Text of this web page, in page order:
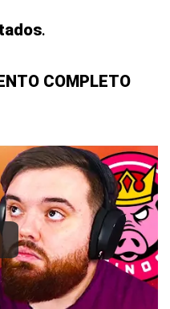
.
COMPLETO